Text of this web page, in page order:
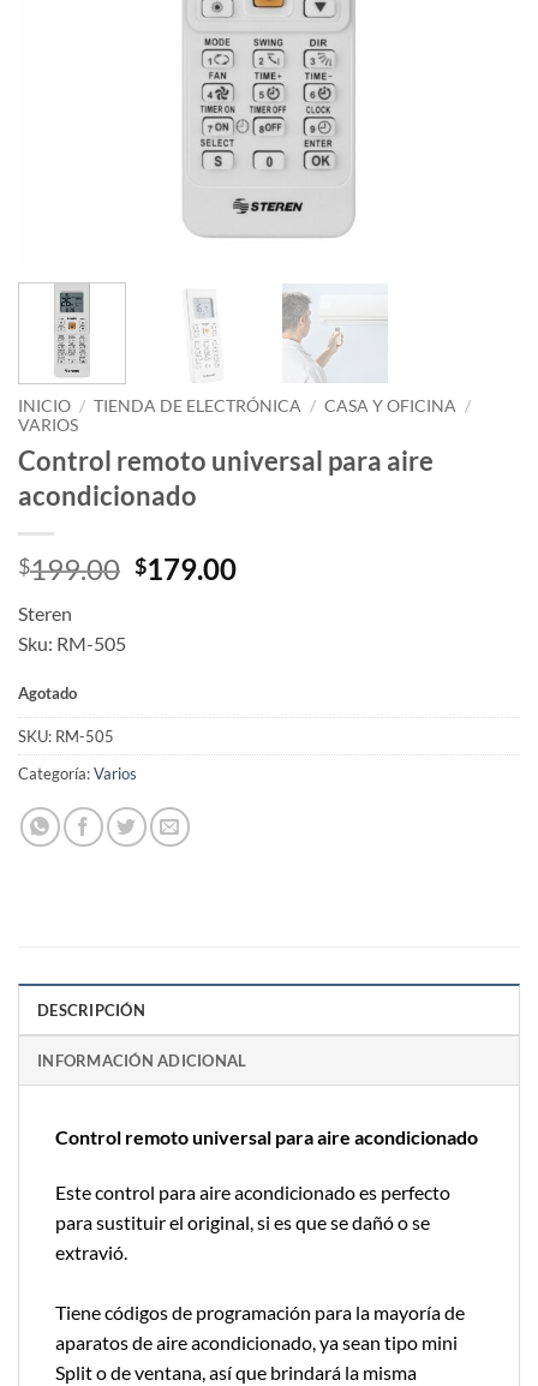
INICIO / TIENDA DE ELECTRÓNICA / CASA Y OFICINA /
VARIOS
Control remoto universal para aire
acondicionado
$199.00 Original
$179.00Current
Steren
Sku: RM-505
Agotado
SKU: RM-505
Categoría:Varios
DESCRIPCIÓN
INFORMACIÓN ADICIONAL
Control remoto universal para aire acondicionado
Este control para aire acondicionado es perfecto
para sustituir el original, si es que se dañó o se
extravió.
Tiene códigos de programación para la mayoría de
aparatos de aire acondicionado, ya sean tipo mini
Split o de ventana, así que brindará la misma